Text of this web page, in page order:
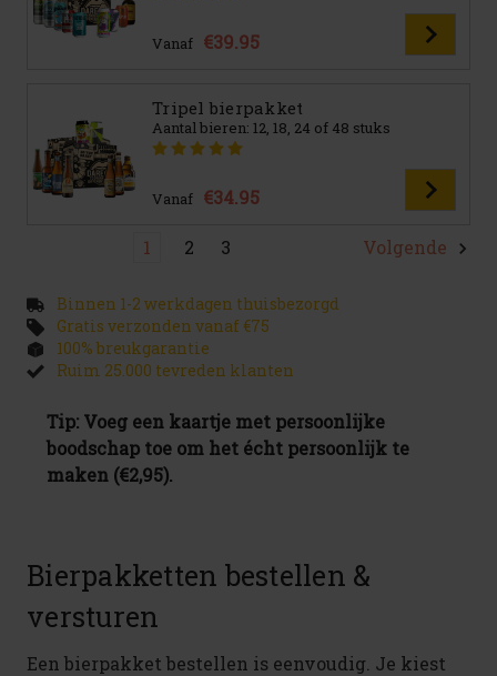
Vanaf €39.95
Tripel bierpakket
Aantal bieren: 12, 18, 24 of 48 stuks
Vanaf €34.95
1 2 3 Volgende
Binnen 1-2 werkdagen thuisbezorgd
Gratis verzonden vanaf €75
100% breukgarantie
Ruim 25.000 tevreden klanten
Tip: Voeg een kaartje met persoonlijke
boodschap toe om het écht persoonlijk te
maken (€2,95).
Bierpakketten bestellen &
versturen
Een bierpakket bestellen is eenvoudig. Je kiest